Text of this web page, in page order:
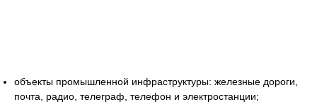
объекты промышленной инфраструктуры: железные дороги,
почта, радио, телеграф, телефон и электростанции;